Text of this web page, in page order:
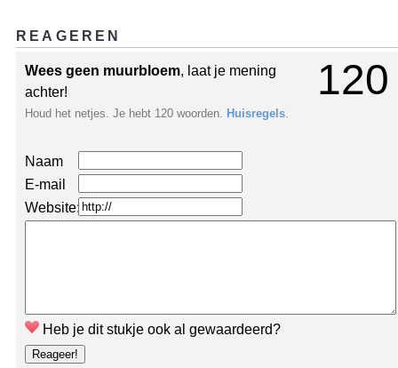
REAGEREN
120
Wees geen muurbloem, laat je mening
achter!
Houd het netjes. Je hebt 120 woorden. Huisregels
Naam
E-mail
Website:
Heb je dit stukje ook al gewaardeerd?